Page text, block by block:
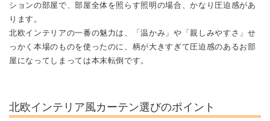
ションの部屋で、部屋全体を照らす照明の場合、かなり圧迫感があ
ります。
北欧インテリアの一番の魅力は、「温かみ」や「親しみやすさ」せ
っかく本場のものを使ったのに、柄が大きすぎて圧迫感のあるお部
屋になってしまっては本末転倒です。
北欧インテリア風カーテン選びのポイント